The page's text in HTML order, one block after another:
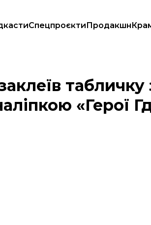
СпецпроєктиПродакшн
наліпкою «Герої Гдині». Його вже знайшли
«Герої